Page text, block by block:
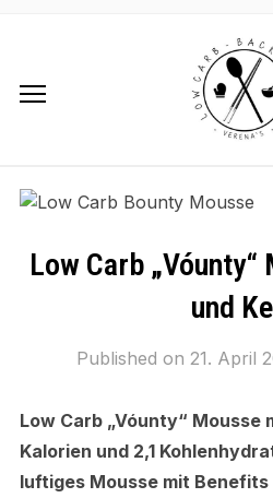
Low Carb
und
Published on 21. April
Low Carb „Vóunty“ Mousse
Kalorien und 2,1
luftiges Mousse mit Benefits